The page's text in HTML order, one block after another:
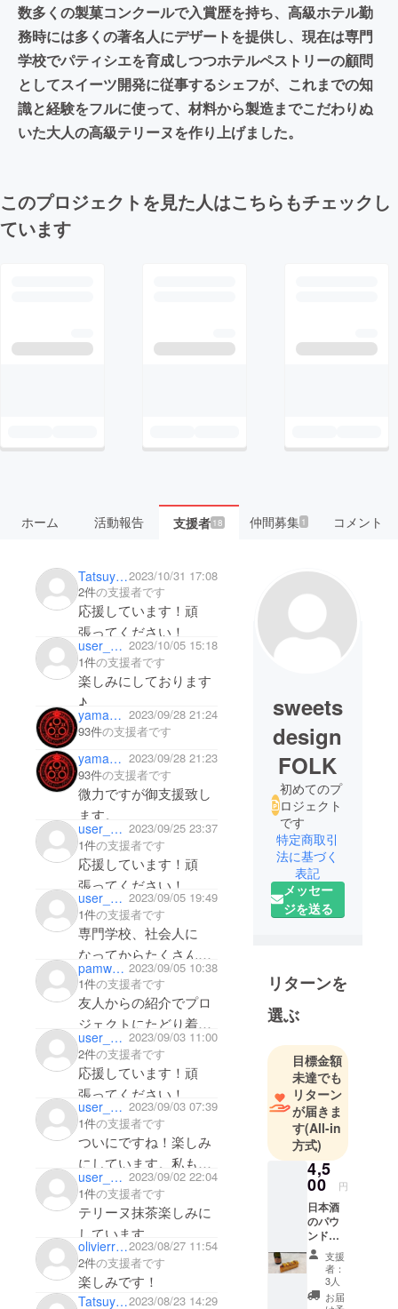
数多くの製菓コンクールで入賞歴を持ち、高級ホテル勤
務時には多くの著名人にデザートを提供し、現在は専門
学校でパティシエを育成しつつホテルペストリーの顧問
としてスイーツ開発に従事するシェフが、これまでの知
識と経験をフルに使って、材料から製造までこだわりぬ
いた大人の高級テリーヌを作り上げました。
このプロジェクトを見た人はこちらもチェックし
ています
ホーム 活動報告 支援者 18 仲間募集 1 コメント
Tatsuya_Mori2023/10/31 17:08
2件の支援者です
応援しています！頑
張ってください！
user_b0f61e196f84 2023/10/05 15:18
1件の支援者です
楽しみにしております
♪
yamanekoADAM 2023/09/28 21:24
93件の支援者です
yamanekoADAM 2023/09/28 21:23
93件の支援者です
微力ですが御支援致し
ます。
user_72ed830caaf4 2023/09/25 23:37
1件の支援者です
応援しています！頑
張ってください！
user_4cc9d3acc1a4 2023/09/05 19:49
1件の支援者です
専門学校、社会人に
なってからたくさんお
世話になりました！
先輩と一緒に応援して
います！頑張ってくだ
さい！
pamwpjw 2023/09/05 10:38
1件の支援者です
友人からの紹介でプロ
ジェクトにたどり着き
ました。とてもおいし
そうで素敵なケーキ、
user_881f8a51e784 2023/09/03 11:00
2件の支援者です
応援しています！頑
張ってください！
user_cc1bfbc7f4a4 2023/09/03 07:39
1件の支援者です
ついにですね！楽しみ
にしています。私も
色々な人に共有してい
きます！(市川)
user_858a85108814 2023/09/02 22:04
1件の支援者です
テリーヌ抹茶楽しみに
しています。
olivierrain2023/08/27 11:54
2件の支援者です
楽しみです！
Tatsuya_Mori2023/08/23 14:29
sweets
design
FOLK
初めてのプ
ロジェクト
です
特定商取引
法に基づく
表記
メッセー
ジを送る
リターンを
選ぶ
目標金額
未達でも
リターン
が届きま
す(All-in
方式)
4,5
00 円
日本酒
のパウ
ンド
ケーキ
※送料込
みの価
格で
支援
者：
3人
お届